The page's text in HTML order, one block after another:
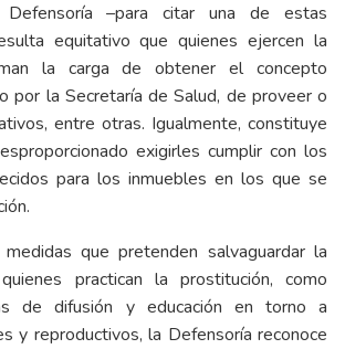
–para citar una de estas
equitativo que quienes ejercen la
la carga de obtener el concepto
por la Secretaría de Salud, de proveer o
entre otras. Igualmente, constituye
exigirles cumplir con los
para los inmuebles en los que se
que pretenden salvaguardar la
practican la prostitución, como
de difusión y educación en torno a
y reproductivos, la Defensoría reconoce